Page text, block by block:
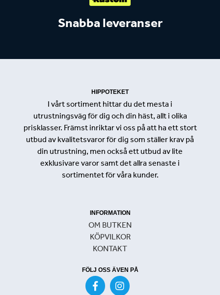
Snabba leveranser
HIPPOTEKET
I vårt sortiment hittar du det mesta i
utrustningsväg för dig och din häst, allt i olika
prisklasser. Främst inriktar vi oss på att ha ett stort
utbud av kvalitetsvaror för dig som ställer krav på
din utrustning, men också ett utbud av lite
exklusivare varor samt det allra senaste i
sortimentet för våra kunder.
INFORMATION
OM BUTKEN
KÖPVILKOR
KONTAKT
FÖLJ OSS ÄVEN PÅ